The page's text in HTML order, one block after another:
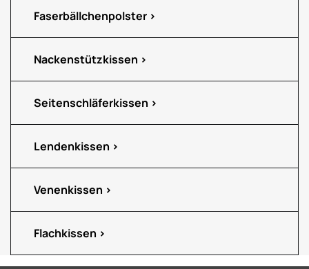
Faserbällchenpolster
Nackenstützkissen
Seitenschläferkissen
Lendenkissen
Venenkissen
Flachkissen